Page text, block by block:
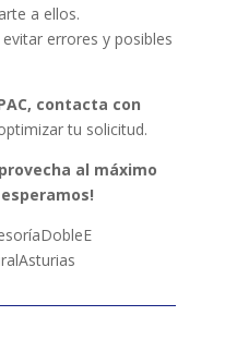
a ellos.
errores y posibles
contacta con
tu solicitud.
al máximo